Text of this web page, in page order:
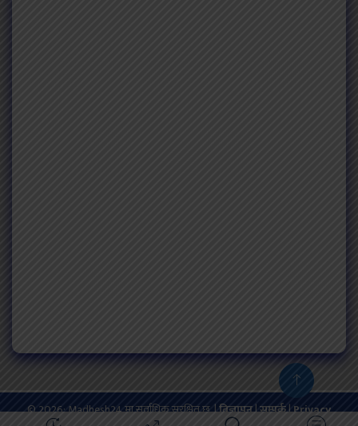
© 2026: Madhesh24 मा सर्वाधिक सुरक्षित छ. |बिज्ञापन|सम्पर्क|Privacy